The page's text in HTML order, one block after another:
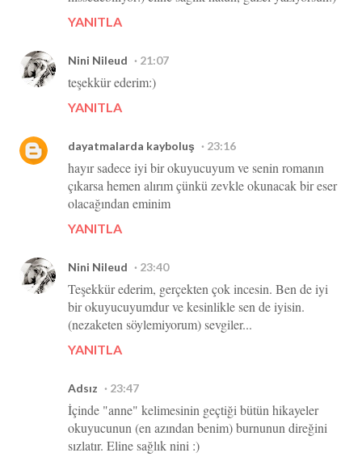
YANITLA
Nini Nileud 21:07
teşekkür ederim:)
YANITLA
dayatmalarda kayboluş 23:16
hayır sadece iyi bir okuyucuyum ve senin romanın
çıkarsa hemen alırım çünkü zevkle okunacak bir eser
olacağından eminim
YANITLA
Nini Nileud 23:40
Teşekkür ederim, gerçekten çok incesin. Ben de iyi
bir okuyucuyumdur ve kesinlikle sen de iyisin.
(nezaketen söylemiyorum) sevgiler...
YANITLA
Adsız 23:47
İçinde "anne" kelimesinin geçtiği bütün hikayeler
okuyucunun (en azından benim) burnunun direğini
sızlatır. Eline sağlık nini :)